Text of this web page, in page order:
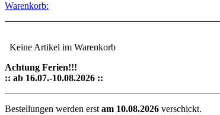
Warenkorb:
Keine Artikel im Warenkorb
Achtung Ferien!!!
:: ab 16.07.-10.08.2026 ::
Bestellungen werden erst am 10.08.2026 verschickt.